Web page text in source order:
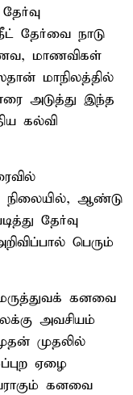
தேர்வை நாடு
மாணவிகள்
மாநிலத்தில்
அடுத்து இந்த
கல்வி
நிலையில், ஆண்டு
தேர்வு
பெரும்
கனவை
அவசியம்
முதலில்
ஏழை
கனவை